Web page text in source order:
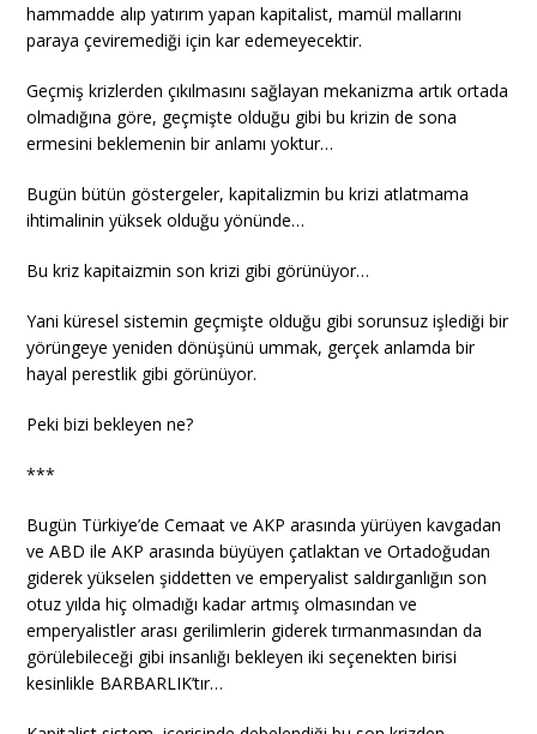
hammadde alıp yatırım yapan kapitalist, mamül mallarını
paraya çeviremediği için kar edemeyecektir.
Geçmiş krizlerden çıkılmasını sağlayan mekanizma artık ortada
olmadığına göre, geçmişte olduğu gibi bu krizin de sona
ermesini beklemenin bir anlamı yoktur…
Bugün bütün göstergeler, kapitalizmin bu krizi atlatmama
ihtimalinin yüksek olduğu yönünde…
Bu kriz kapitaizmin son krizi gibi görünüyor…
Yani küresel sistemin geçmişte olduğu gibi sorunsuz işlediği bir
yörüngeye yeniden dönüşünü ummak, gerçek anlamda bir
hayal perestlik gibi görünüyor.
Peki bizi bekleyen ne?
***
Bugün Türkiye’de Cemaat ve AKP arasında yürüyen kavgadan
ve ABD ile AKP arasında büyüyen çatlaktan ve Ortadoğudan
giderek yükselen şiddetten ve emperyalist saldırganlığın son
otuz yılda hiç olmadığı kadar artmış olmasından ve
emperyalistler arası gerilimlerin giderek tırmanmasından da
görülebileceği gibi insanlığı bekleyen iki seçenekten birisi
kesinlikle BARBARLIK’tır…